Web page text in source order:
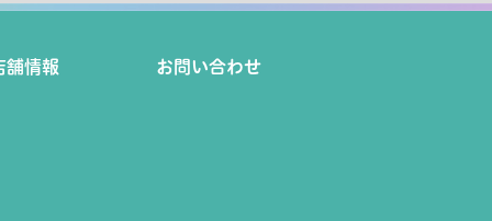
舗情報 お問い合わせ